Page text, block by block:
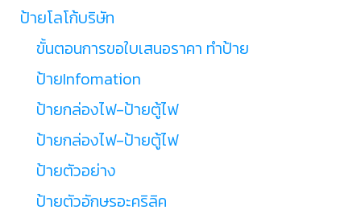
ป้ายโลโก้บริษัท
ขั้นตอนการขอใบเสนอราคา ทำป้าย
ป้ายInfomation
ป้ายกล่องไฟ-ป้ายตู้ไฟ
ป้ายกล่องไฟ-ป้ายตู้ไฟ
ป้ายตัวอย่าง
ป้ายตัวอักษรอะคริลิค